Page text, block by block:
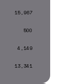
15,967
500
4,149
13,341